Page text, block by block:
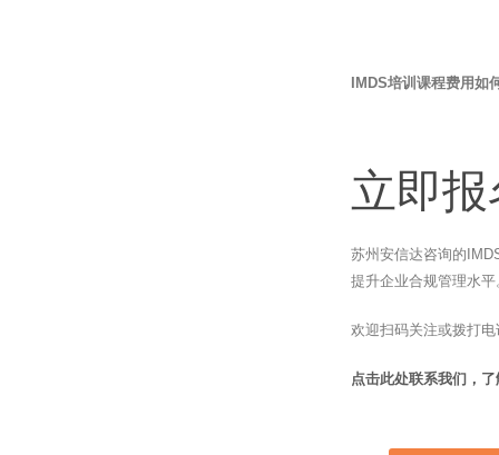
IMDS培训课程费用如
立即
苏州安信达咨询的
提升企业合规管理水
欢迎扫码关注或拨打
点击此处联系我们，